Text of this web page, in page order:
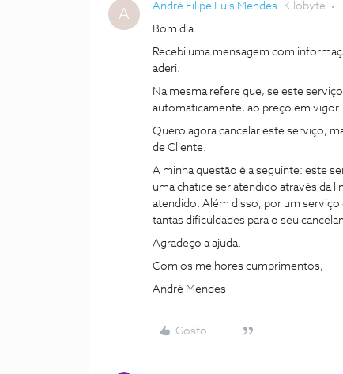
A André Filipe Luís Mendes Kilobyte
Bom dia
Recebi uma mensagem com
aderi.
Na mesma refere que, se este
automaticamente, ao preço em vigor.
Quero agora cancelar este serviço,
de Cliente.
A minha questão é a seguinte: este
uma chatice ser atendido através da
atendido. Além disso, por um
tantas dificuldades para o seu
Agradeço a ajuda.
Com os melhores cumprimentos,
André Mendes
Gosto